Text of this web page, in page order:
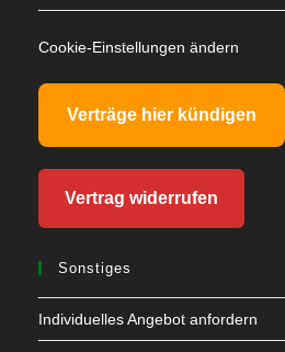
Cookie-Einstellungen ändern
Verträge hier kündigen
Vertrag widerrufen
Sonstiges
Individuelles Angebot anfordern